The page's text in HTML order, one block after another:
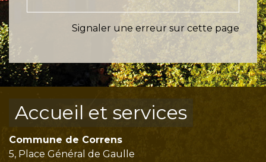
Signaler une erreur sur cette page
Accueil et services
Commune de Correns
5, Place Général de Gaulle